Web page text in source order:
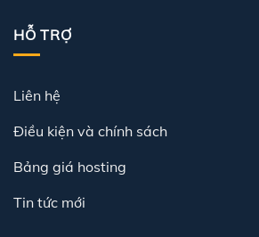
HỖ TRỢ
Liên hệ
Điều kiện và chính sách
Bảng giá hosting
Tin tức mới